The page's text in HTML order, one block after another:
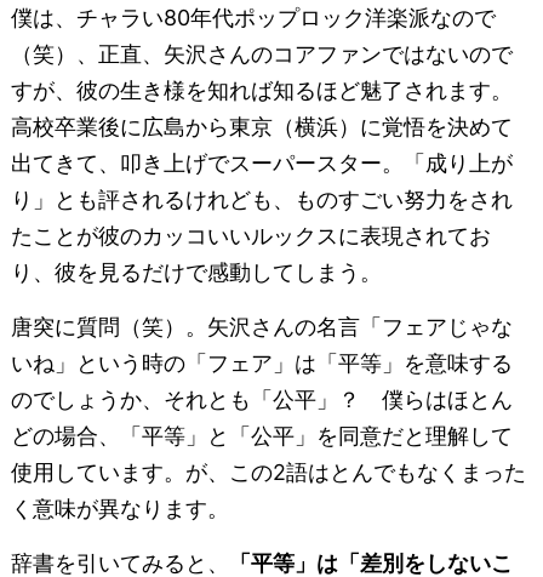
僕は、チャラい80年代ポップロック洋楽派なので
（笑）、正直、矢沢さんのコアファンではないので
すが、彼の生き様を知れば知るほど魅了されます。
高校卒業後に広島から東京（横浜）に覚悟を決めて
出てきて、叩き上げでスーパースター。「成り上が
り」とも評されるけれども、ものすごい努力をされ
たことが彼のカッコいいルックスに表現されてお
り、彼を見るだけで感動してしまう。
唐突に質問（笑）。矢沢さんの名言「フェアじゃな
いね」という時の「フェア」は「平等」を意味する
のでしょうか、それとも「公平」？ 僕らはほとん
どの場合、「平等」と「公平」を同意だと理解して
使用しています。が、この2語はとんでもなくまった
く意味が異なります。
辞書を引いてみると、
「平等」は「差別をしないこ